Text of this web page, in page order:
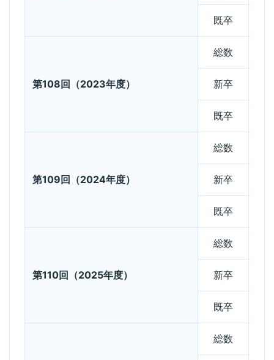
既卒
第108回（2023年度）
総数
新卒
既卒
第109回（2024年度）
総数
新卒
既卒
第110回（2025年度）
総数
新卒
既卒
総数